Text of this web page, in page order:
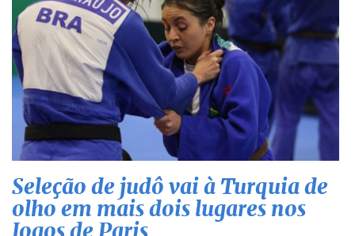
Seleção de judô vai à Turquia de
olho em mais dois lugares nos